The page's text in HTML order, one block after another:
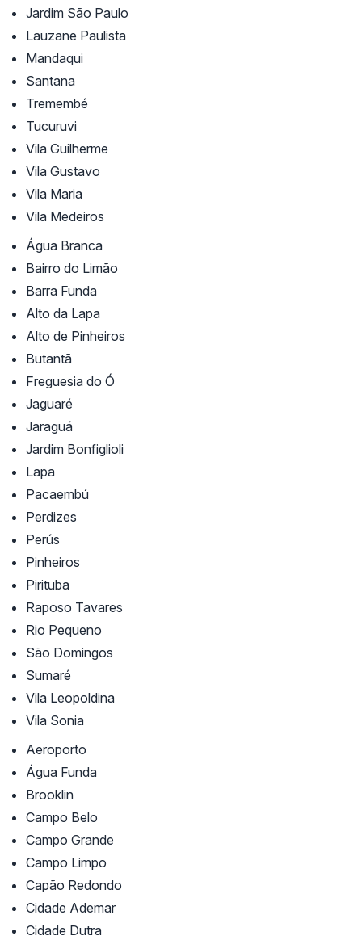
Jardim São Paulo
Lauzane Paulista
Mandaqui
Santana
Tremembé
Tucuruvi
Vila Guilherme
Vila Gustavo
Vila Maria
Vila Medeiros
Água Branca
Bairro do Limão
Barra Funda
Alto da Lapa
Alto de Pinheiros
Butantã
Freguesia do Ó
Jaguaré
Jaraguá
Jardim Bonfiglioli
Lapa
Pacaembú
Perdizes
Perús
Pinheiros
Pirituba
Raposo Tavares
Rio Pequeno
São Domingos
Sumaré
Vila Leopoldina
Vila Sonia
Aeroporto
Água Funda
Brooklin
Campo Belo
Campo Grande
Campo Limpo
Capão Redondo
Cidade Ademar
Cidade Dutra